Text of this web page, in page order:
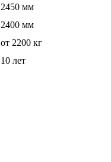
2450 мм
2400 мм
от 2200 кг
10 лет